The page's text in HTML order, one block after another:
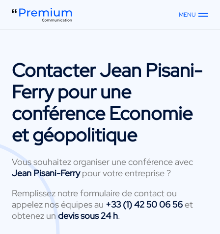
MENU
ContacterJean Pisani-
Ferrypour une
conférence Economie
et géopolitique
Vous souhaitez organiser une conférence avec
Jean Pisani-Ferrypour votre entreprise ?
Remplissez notre formulaire de contact ou
appelez nos équipes au +33 (1) 42 50 06 56et
obtenez un devis sous 24 h.